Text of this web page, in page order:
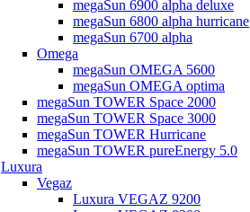
megaSun 6900 alpha deluxe
megaSun 6800 alpha hurricane
megaSun 6700 alpha
Omega
megaSun OMEGA 5600
megaSun OMEGA optima
megaSun TOWER Space 2000
megaSun TOWER Space 3000
megaSun TOWER Hurricane
megaSun TOWER pureEnergy 5.0
Luxura
Vegaz
Luxura VEGAZ 9200